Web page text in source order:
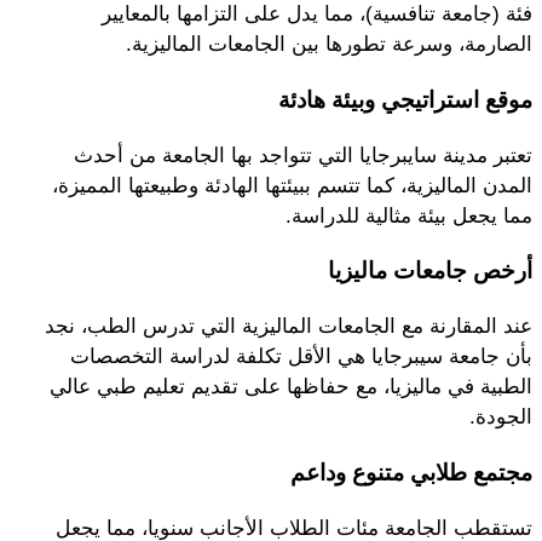
فئة (جامعة تنافسية)، مما يدل على التزامها بالمعايير
الصارمة، وسرعة تطورها بين الجامعات الماليزية.
موقع استراتيجي وبيئة هادئة
تعتبر مدينة سايبرجايا التي تتواجد بها الجامعة من أحدث
المدن الماليزية، كما تتسم ببيئتها الهادئة وطبيعتها المميزة،
مما يجعل بيئة مثالية للدراسة.
أرخص جامعات ماليزيا
عند المقارنة مع الجامعات الماليزية التي تدرس الطب، نجد
بأن جامعة سيبرجايا هي الأقل تكلفة لدراسة التخصصات
الطبية في ماليزيا، مع حفاظها على تقديم تعليم طبي عالي
الجودة.
مجتمع طلابي متنوع وداعم
تستقطب الجامعة مئات الطلاب الأجانب سنويا، مما يجعل